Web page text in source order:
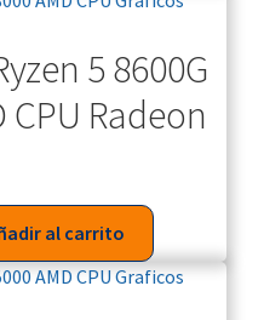
5 8600G
CPU Radeon
al carrito